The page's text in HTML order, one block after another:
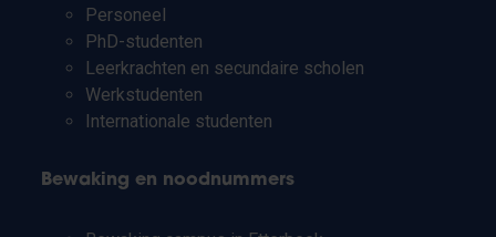
Personeel
PhD-studenten
Leerkrachten en secundaire scholen
Werkstudenten
Internationale studenten
Bewaking en noodnummers